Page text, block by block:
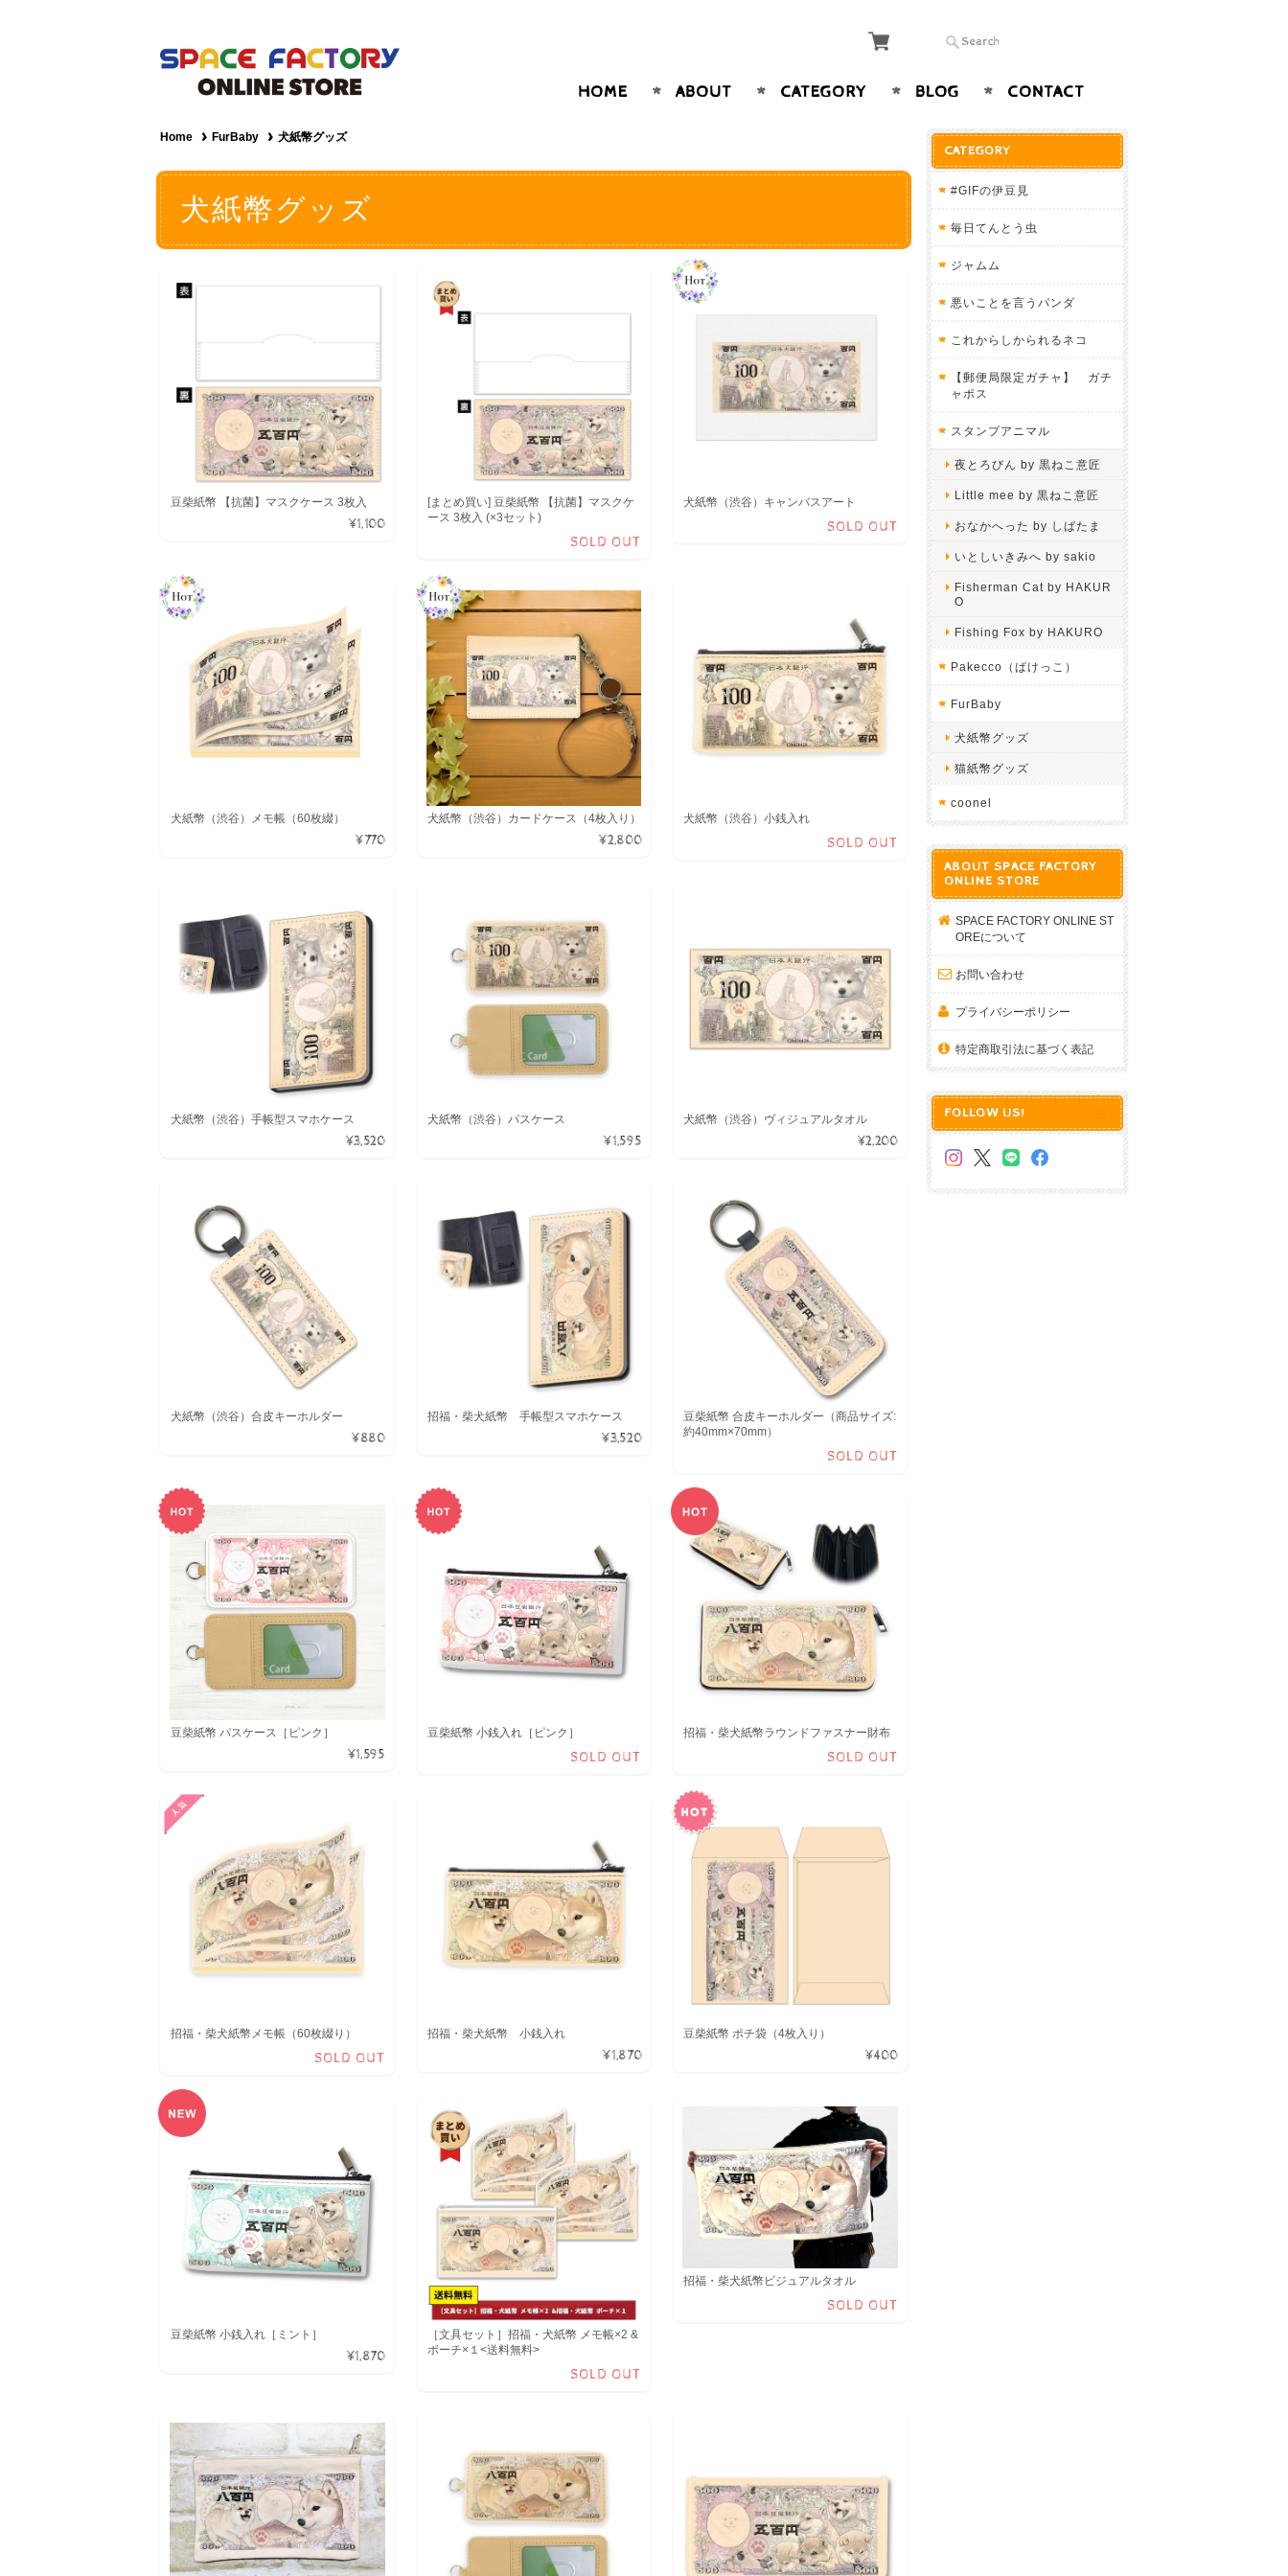
HOME ABOUT CATEGORY BLOG CONTACT
Home FurBaby 犬紙幣グッズ
犬紙幣グッズ
豆柴紙幣 【抗菌】マスクケース 3枚入
¥1,100
[まとめ買い] 豆柴紙幣 【抗菌】マスクケ
ース 3枚入 (×3セット)
SOLD OUT
犬紙幣（渋谷）キャンバスアート
SOLD OUT
犬紙幣（渋谷）メモ帳（60枚綴）
¥770
犬紙幣（渋谷）カードケース（4枚入り）
¥2,800
犬紙幣（渋谷）小銭入れ
SOLD OUT
犬紙幣（渋谷）手帳型スマホケース
¥3,520
犬紙幣（渋谷）パスケース
¥1,595
犬紙幣（渋谷）ヴィジュアルタオル
¥2,200
犬紙幣（渋谷）合皮キーホルダー
¥880
招福・柴犬紙幣 手帳型スマホケース
¥3,520
豆柴紙幣 合皮キーホルダー（商品サイズ:
約40mm×70mm）
SOLD OUT
豆柴紙幣 パスケース［ピンク］
¥1,595
豆柴紙幣 小銭入れ［ピンク］
SOLD OUT
招福・柴犬紙幣ラウンドファスナー財布
SOLD OUT
招福・柴犬紙幣メモ帳（60枚綴り）
SOLD OUT
招福・柴犬紙幣 小銭入れ
¥1,870
豆柴紙幣 ポチ袋（4枚入り）
¥400
豆柴紙幣 小銭入れ［ミント］
¥1,870
［文具セット］招福・犬紙幣 メモ帳×2 &
ポーチ×１<送料無料>
SOLD OUT
招福・柴犬紙幣ビジュアルタオル
SOLD OUT
CATEGORY
#GIFの伊豆見
毎日てんとう虫
ジャムム
悪いことを言うパンダ
これからしかられるネコ
【郵便局限定ガチャ】 ガチ
ャポス
スタンプアニマル
夜とろびん by 黒ねこ意匠
Little mee by 黒ねこ意匠
おなかへった by しばたま
いとしいきみへ by sakio
Fisherman Cat by HAKUR
O
Fishing Fox by HAKURO
Pakecco（ぱけっこ）
FurBaby
犬紙幣グッズ
猫紙幣グッズ
coonel
ABOUT SPACE FACTORY
ONLINE STORE
SPACE FACTORY ONLINE ST
OREについて
お問い合わせ
プライバシーポリシー
特定商取引法に基づく表記
FOLLOW US!